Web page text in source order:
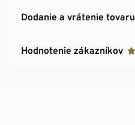
Dodanie a vrátenie tovaru
Hodnotenie zákazníkov